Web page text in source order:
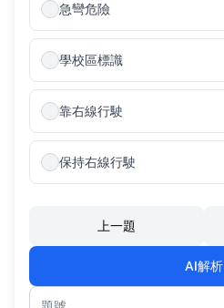
急彎危險
學校區標識
靠右線行駛
保持右線行駛
上一題
AI解析